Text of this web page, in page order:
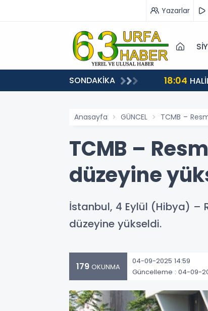
Yazarlar
SONDAKİKA 18:04
Anasayfa GÜNCEL TCMB –
TCMB –
düzeyine
İstanbul, 4 Eylül (Hibya) –
düzeyine yükseldi.
179 OKUNMA
04-09-2025 14:59
Güncelleme : 04-09-